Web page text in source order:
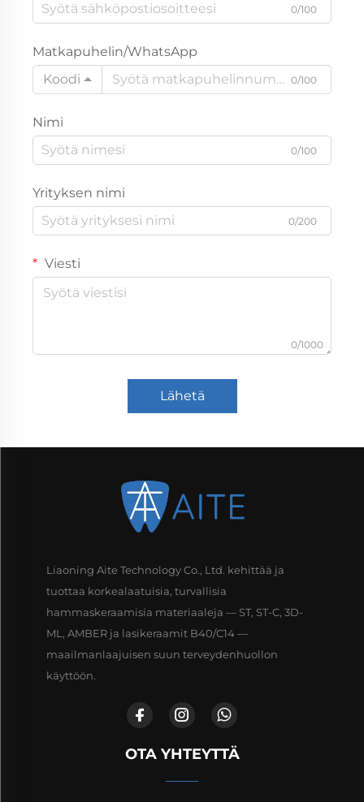
0/100
Matkapuhelin/WhatsApp
Koodi
0/100
Nimi
0/100
Yrityksen nimi
0/200
Viesti
0/1000
Lähetä
Liaoning Aite Technology Co., Ltd. kehittää ja
tuottaa korkealaatuisia, turvallisia
hammaskeraamisia materiaaleja — ST, ST-C, 3D-
ML, AMBER ja lasikeraamit B40/C14 —
maailmanlaajuisen suun terveydenhuollon
käyttöön.
OTA YHTEYTTÄ